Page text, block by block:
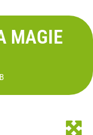
MAGIE